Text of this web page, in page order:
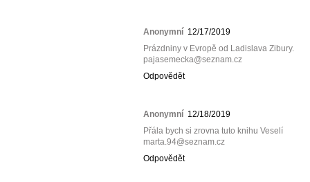
Anonymní 12/17/2019
Prázdniny v Evropě od Ladislava Zibury.
pajasemecka@seznam.cz
Odpovědět
Anonymní 12/18/2019
Přála bych si zrovna tuto knihu Veselí
marta.94@seznam.cz
Odpovědět